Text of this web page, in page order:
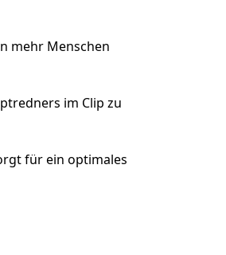
mehr Menschen
im Clip zu
für ein optimales